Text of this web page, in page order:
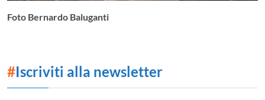
Foto Bernardo Baluganti
#Iscriviti alla newsletter